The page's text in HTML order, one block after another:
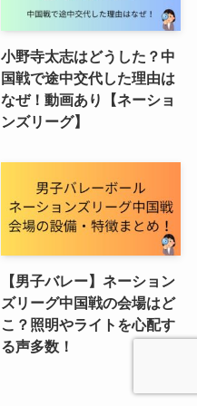
小野寺太志はどうした？中
国戦で途中交代した理由は
なぜ！動画あり【ネーショ
ンズリーグ】
【男子バレー】ネーション
ズリーグ中国戦の会場はど
こ？照明やライトを心配す
る声多数！